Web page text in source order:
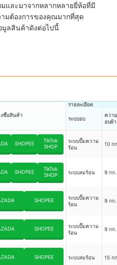
และมาจากหลากหลายยี่ห้อที่มี
มต้องการของคุณมากที่สุด
มูลสินค้าดังต่อไปนี้
ซื้อสินค้า
รายละเอียด
ระบบอบ
ควา
อบผ้า
SHOPEE
TikTok
SHOP
ระบบปั๊มความ
ร้อน
10 ก
SHOPEE
TikTok
SHOP
ระบบลมร้อน 9 กก.
SHOPEE
ระบบปั๊มความ
ร้อน
9 กก.
SHOPEE
ระบบปั๊มความ
ร้อน
9 กก.
SHOPEE ระบบลมร้อน 15 ก